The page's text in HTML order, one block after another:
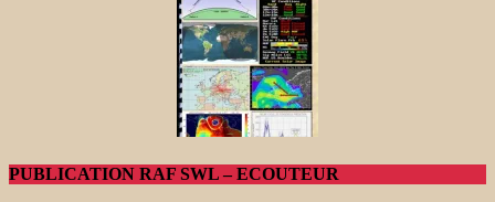
PUBLICATION RAF SWL – ECOUTEUR